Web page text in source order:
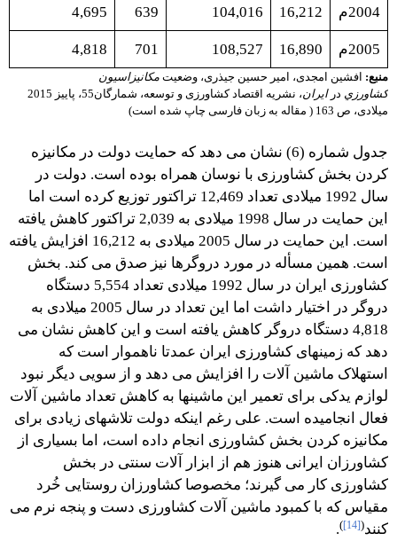
2004م 16,212
104,016
639
4,695
2005م 16,890
108,527
701
4,818
منبع: افشین امجدی، امیر حسین جیذری، ﻭﺿﻌﻴﺖ ﻣﻜﺎﻧﻴﺰﺍﺳﻴﻮﻥ
ﻛﺸﺎﻭﺭﺯﻱ ﺩﺭﺍﻳﺮﺍﻥ
، نشریه اقتصاد کشاورزی و توسعه، شمارگان55، پاییز 2015
میلادی، ص 163 ( مقاله به زبان فارسی چاپ شده است)
جدول شماره (6) نشان می دهد که حمایت دولت در مکانیزه
کردن بخش کشاورزی با نوسان همراه بوده است. دولت در
سال 1992 میلادی تعداد 12,469 تراکتور توزیع کرده است اما
این حمایت در سال 1998 میلادی به 2,039 تراکتور کاهش یافته
است. این حمایت در سال 2005 میلادی به 16,212 افزایش یافته
است. همین مسأله در مورد دروگرها نیز صدق می کند. بخش
کشاورزی ایران در سال 1992 میلادی تعداد 5,554 دستگاه
دروگر در اختیار داشت اما این تعداد در سال 2005 میلادی به
4,818 دستگاه دروگر کاهش یافته است و این کاهش نشان می
دهد که زمینهای کشاورزی ایران عمدتا ناهموار است که
استهلاک ماشین آلات را افزایش می دهد و از سویی دیگر نبود
لوازم یدکی برای تعمیر این ماشینها به کاهش تعداد ماشین آلات
فعال انجامیده است. علی رغم اینکه دولت تلاشهای زیادی برای
مکانیزه کردن بخش کشاورزی انجام داده است، اما بسیاری از
کشاورزان ایرانی هنوز هم از ابزار آلات سنتی در بخش
کشاورزی کار می گیرند؛ مخصوصا کشاورزان روستایی خُرد
مقیاس که با کمبود ماشین آلات کشاورزی دست و پنجه نرم می
کنند(
[14]
)
.